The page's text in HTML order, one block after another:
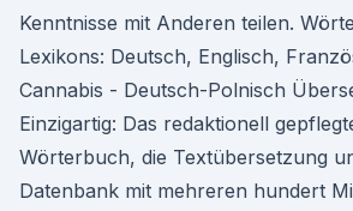
Kenntnisse mit Anderen teilen.
Lexikons: Deutsch, Englisch,
Cannabis - Deutsch-Polnisch
Einzigartig: Das redaktionell
Wörterbuch, die Textübersetzung
Datenbank mit mehreren hundert